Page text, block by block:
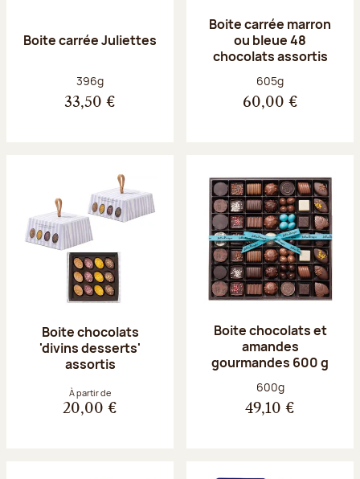
Boite carrée Juliettes
Poids net :
396g
33,50 €
Boite carrée marron
ou bleue 48
chocolats assortis
Poids net :
605g
60,00 €
Boite chocolats
'divins desserts'
assortis
À partir de
20,00 €
Boite chocolats et
amandes
gourmandes 600 g
Poids net :
600g
49,10 €